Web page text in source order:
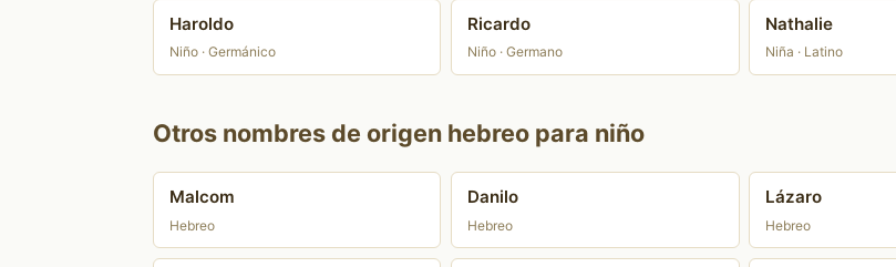
Haroldo
Niño · Germánico
Ricardo
Niño · Germano
Nathalie
Niña · Latino
Otros nombres de origen hebreo para niño
Malcom
Hebreo
Danilo
Hebreo
Lázaro
Hebreo